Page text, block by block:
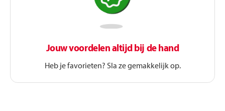
Jouw voordelen altijd bij de hand
Heb je favorieten? Sla ze gemakkelijk op.